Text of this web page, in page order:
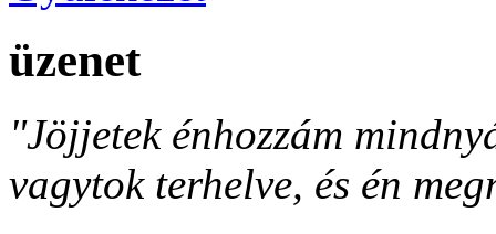
üzenet
"Jöjjetek énhozzám
vagytok terhelve, és én